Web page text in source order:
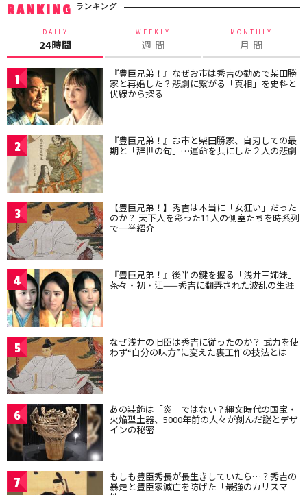
RANKING ランキング
DAILY
24時間
WEEKLY
週 間
MONTHLY
月 間
1 『豊臣兄弟！』なぜお市は秀吉の勧めで柴田勝
家と再婚した？悲劇に繋がる「真相」を史料と
伏線から探る
2 『豊臣兄弟！』お市と柴田勝家、自刃しての最
期と「辞世の句」…運命を共にした２人の悲劇
3 【豊臣兄弟！】秀吉は本当に「女狂い」だった
のか？ 天下人を彩った11人の側室たちを時系列
で一挙紹介
4 『豊臣兄弟！』後半の鍵を握る「浅井三姉妹」
茶々・初・江——秀吉に翻弄された波乱の生涯
5 なぜ浅井の旧臣は秀吉に従ったのか？ 武力を使
わず“自分の味方”に変えた裏工作の技法とは
6 あの装飾は「炎」ではない？縄文時代の国宝・
火焔型土器、5000年前の人々が刻んだ謎とデザ
インの秘密
7 もしも豊臣秀長が長生きしていたら…？秀吉の
暴走と豊臣家滅亡を防げた「最強のカリスマ